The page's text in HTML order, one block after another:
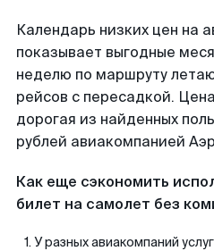
Календарь низких цен на
показывает выгодные
неделю по маршруту
рейсов с пересадкой.
дорогая из найденных
рублей авиакомпанией
Как еще сэкономить
билет на самолет без
У разных авиакомпаний